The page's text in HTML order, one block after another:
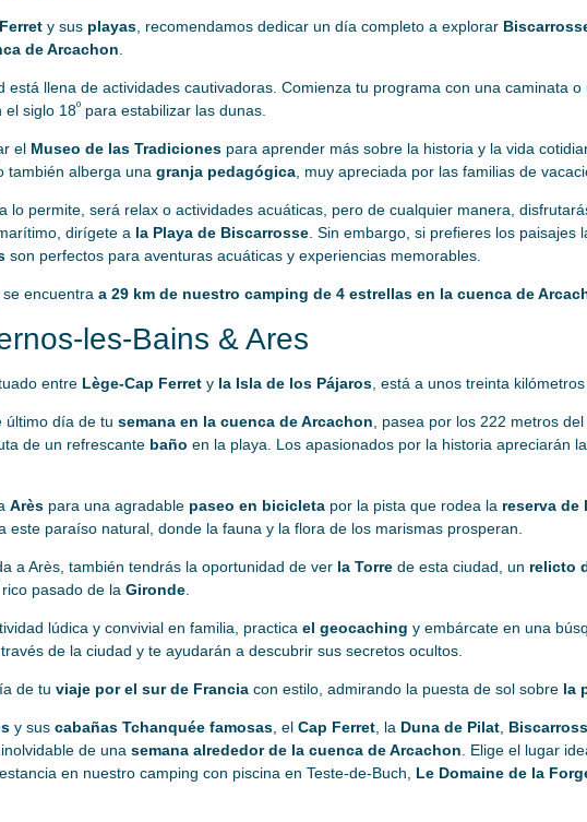
y sus playas, recomendamos dedicar un día completo a explorar
de Arcachon
está llena de actividades cautivadoras. Comienza tu programa con una caminata
el siglo 18ºpara estabilizar las dunas.
el Museo de las Tradicionespara aprender más sobre la historia y la vida
también alberga una granja pedagógica, muy apreciada por las familias de
lo permite, será relax o actividades acuáticas, pero de cualquier manera,
dirígete a la Playa de Biscarrosse. Sin embargo, si prefieres los paisajes
son perfectos para aventuras acuáticas y experiencias memorables.
encuentra a 29 km de nuestro camping de 4 estrellas en la cuenca de
les-Bains & Ares
entre Lège-Cap Ferrety la Isla de los Pájaros, está a unos treinta
último día de tu semana en la cuenca de Arcachon , pasea por los 222 metros del
de un refrescante baño en la playa. Los apasionados por la historia apreciarán
Arèspara una agradable paseo en bicicletapor la pista que rodea la reserva de
este paraíso natural, donde la fauna y la flora de los marismas prosperan.
a Arès, también tendrás la oportunidad de ver la Torrede esta ciudad, un relicto
pasado de la Gironde.
lúdica y convivial en familia, practica el geocaching y embárcate en una
de la ciudad y te ayudarán a descubrir sus secretos ocultos.
de tu viaje por el sur de Franciacon estilo, admirando la puesta de sol sobre la
y sus cabañas Tchanquée famosas, el Cap Ferret, la Duna de Pilat,
de una semana alrededor de la cuenca de Arcachon . Elige el lugar
en nuestro camping con piscina en Teste-de-Buch, Le Domaine de la